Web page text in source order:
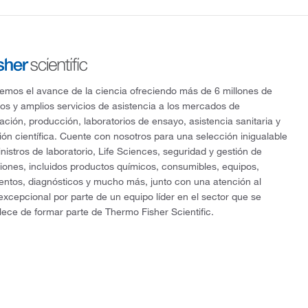
el avance de la ciencia ofreciendo más de 6 millones de
y amplios servicios de asistencia a los mercados de
producción, laboratorios de ensayo, asistencia sanitaria y
científica. Cuente con nosotros para una selección inigualable
de laboratorio, Life Sciences, seguridad y gestión de
incluidos productos químicos, consumibles, equipos,
diagnósticos y mucho más, junto con una atención al
por parte de un equipo líder en el sector que se
de formar parte de Thermo Fisher Scientific.